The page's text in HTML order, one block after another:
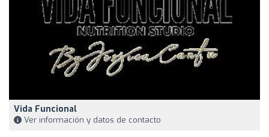
Vida Funcional
Ver información y datos de contacto